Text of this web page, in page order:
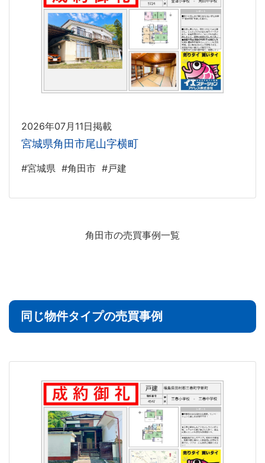
2026年07月11日掲載
宮城県角田市尾山字横町
#宮城県 #角田市 #戸建
角田市の売買事例一覧
同じ物件タイプの売買事例